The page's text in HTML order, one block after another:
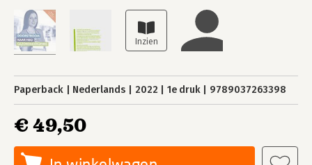
Paperback Nederlands 2022 1e druk 9789037263398
€ 49,50